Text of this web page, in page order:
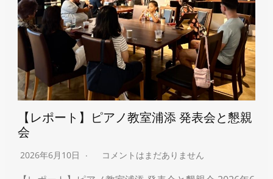
【レポート】ピアノ教室浦添 発表会と懇親
会
2026年6月10日 コメントはまだありません